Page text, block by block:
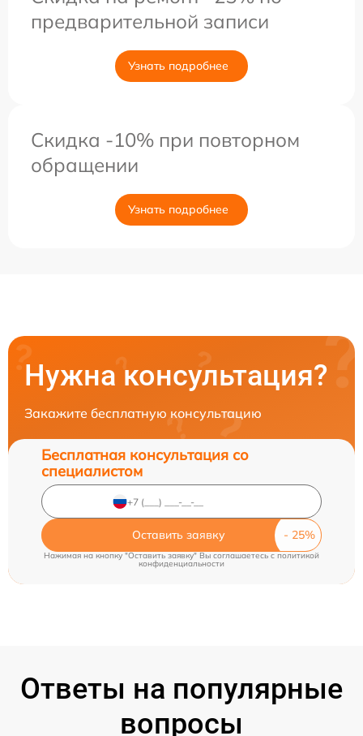
предварительной записи
Узнать подробнее
Скидка -10% при повторном
обращении
Узнать подробнее
Нужна консультация?
Закажите бесплатную консультацию
Бесплатная консультация со
специалистом
Оставить заявку
Нажимая на кнопку "Оставить заявку" Вы соглашаетесь cполитикой
конфиденциальности
Ответы на популярные
вопросы